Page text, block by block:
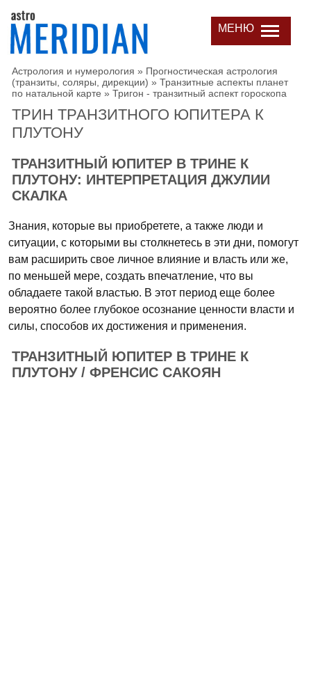
МЕНЮ
Астрология и нумерология » Прогностическая астрология
(транзиты, соляры, дирекции) » Транзитные аспекты планет
по натальной карте » Тригон - транзитный аспект гороскопа
ТРИН ТРАНЗИТНОГО ЮПИТЕРА К
ПЛУТОНУ
ТРАНЗИТНЫЙ ЮПИТЕР В ТРИНЕ К
ПЛУТОНУ: ИНТЕРПРЕТАЦИЯ ДЖУЛИИ
СКАЛКА
Знания, которые вы приобретете, а также люди и
ситуации, с которыми вы столкнетесь в эти дни, помогут
вам расширить свое личное влияние и власть или же,
по меньшей мере, создать впечатление, что вы
обладаете такой властью. В этот период еще более
вероятно более глубокое осознание ценности власти и
силы, способов их достижения и применения.
ТРАНЗИТНЫЙ ЮПИТЕР В ТРИНЕ К
ПЛУТОНУ / ФРЕНСИС САКОЯН